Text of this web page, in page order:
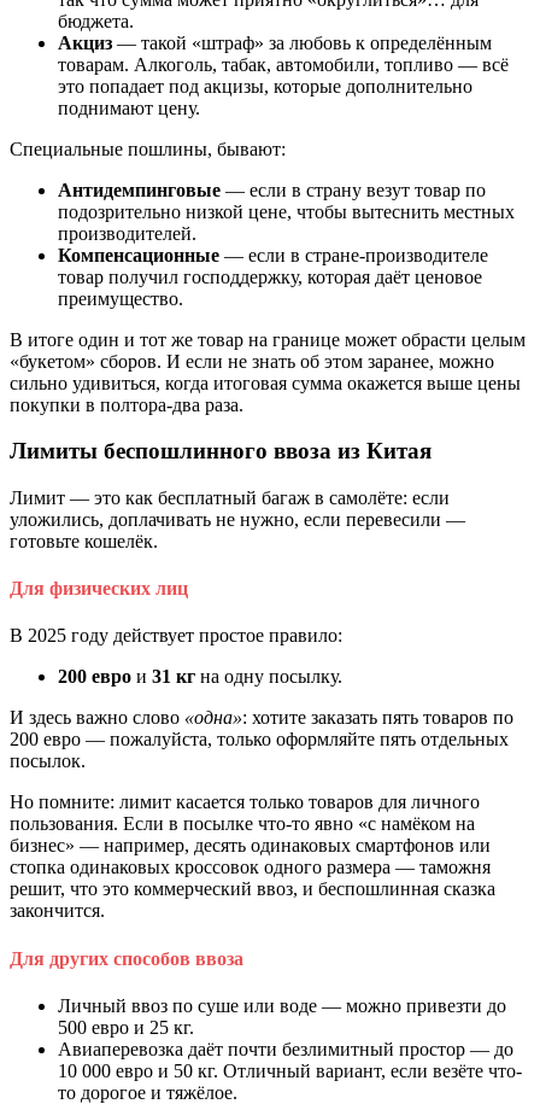
бюджета.
Акциз — такой «штраф» за любовь к определённым
товарам. Алкоголь, табак, автомобили, топливо — всё
это попадает под акцизы, которые дополнительно
поднимают цену.
Специальные пошлины, бывают:
Антидемпинговые — если в страну везут товар по
подозрительно низкой цене, чтобы вытеснить местных
производителей.
Компенсационные — если в стране-производителе
товар получил господдержку, которая даёт ценовое
преимущество.
В итоге один и тот же товар на границе может обрасти целым
«букетом» сборов. И если не знать об этом заранее, можно
сильно удивиться, когда итоговая сумма окажется выше цены
покупки в полтора-два раза.
Лимиты беспошлинного ввоза из Китая
Лимит — это как бесплатный багаж в самолёте: если
уложились, доплачивать не нужно, если перевесили —
готовьте кошелёк.
Для физических лиц
В 2025 году действует простое правило:
200 евро и 31 кг на одну посылку.
И здесь важно слово «одна»: хотите заказать пять товаров по
200 евро — пожалуйста, только оформляйте пять отдельных
посылок.
Но помните: лимит касается только товаров для личного
пользования. Если в посылке что-то явно «с намёком на
бизнес» — например, десять одинаковых смартфонов или
стопка одинаковых кроссовок одного размера — таможня
решит, что это коммерческий ввоз, и беспошлинная сказка
закончится.
Для других способов ввоза
Личный ввоз по суше или воде — можно привезти до
500 евро и 25 кг.
Авиаперевозка даёт почти безлимитный простор — до
10 000 евро и 50 кг. Отличный вариант, если везёте что-
то дорогое и тяжёлое.